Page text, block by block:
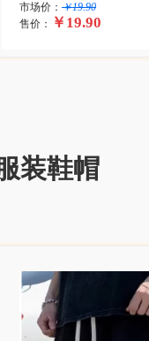
市场价： ￥19.90
售价：
￥19.90
装鞋帽